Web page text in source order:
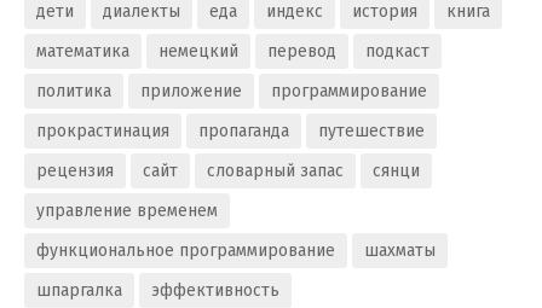
дети
диалекты еда индекс история
книга
математика
немецкий перевод
подкаст
политика
приложение
программирование
прокрастинация
пропаганда
путешествие
рецензия
сайт словарный запас
сянци
управление временем
функциональное программирование
шахматы
шпаргалка
эффективность